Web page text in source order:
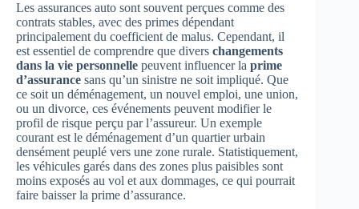
Les assurances auto sont souvent perçues comme des
contrats stables, avec des primes dépendant
principalement du coefficient de malus. Cependant, il
est essentiel de comprendre que divers changements
dans la vie personnelle peuvent influencer la prime
d’assurance sans qu’un sinistre ne soit impliqué. Que
ce soit un déménagement, un nouvel emploi, une union,
ou un divorce, ces événements peuvent modifier le
profil de risque perçu par l’assureur. Un exemple
courant est le déménagement d’un quartier urbain
densément peuplé vers une zone rurale. Statistiquement,
les véhicules garés dans des zones plus paisibles sont
moins exposés au vol et aux dommages, ce qui pourrait
faire baisser la prime d’assurance.